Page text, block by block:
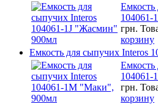
Емкость
грн.
корзину
Емкость для сыпучих Interos
Емкость
грн.
корзину